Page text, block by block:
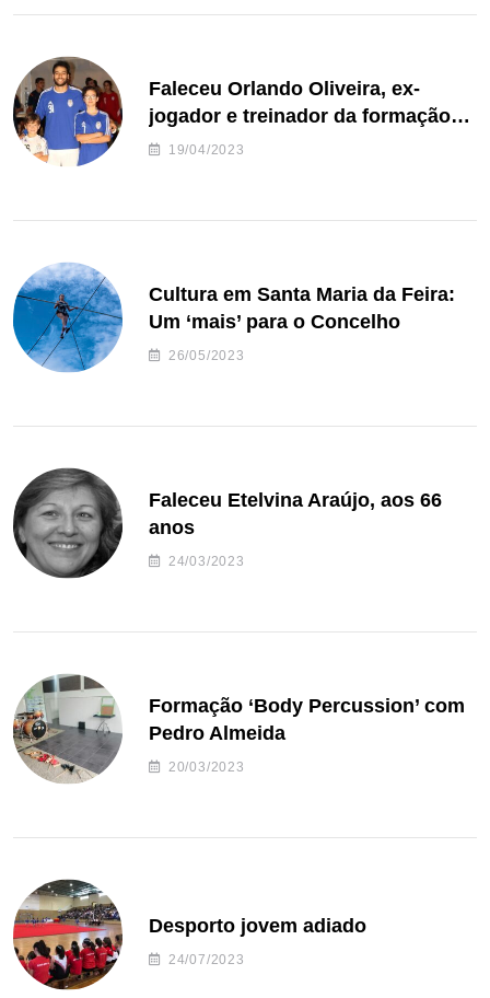
Faleceu Orlando Oliveira, ex-
jogador e treinador da formação
de andebol do Feirense
19/04/2023
Cultura em Santa Maria da Feira:
Um ‘mais’ para o Concelho
26/05/2023
Faleceu Etelvina Araújo, aos 66
anos
24/03/2023
Formação ‘Body Percussion’ com
Pedro Almeida
20/03/2023
Desporto jovem adiado
24/07/2023